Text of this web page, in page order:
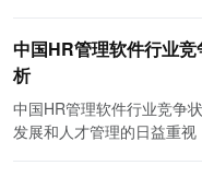
华宇软件。该公司专注于
续创新来提升产品竞争力
首先，他们注重产品的研
发团队，致力于开发更先
宇软件积极拓展市场，与
软件产业链可以梳理为以
服务。软件开发是产业链的
码和测试等多个工序。软
不断的研发和创新，推出满
中国HR管理软件行业
析
中国HR管理软件行业竞争状态及市场
发展和人才管理的日益重